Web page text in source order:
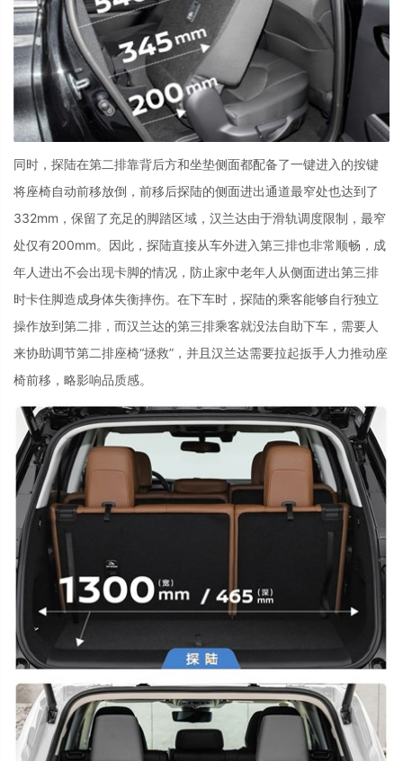
同时，探陆在第二排靠背后方和坐垫侧面都配备了一键进入的按键
将座椅自动前移放倒，前移后探陆的侧面进出通道最窄处也达到了
332mm ，保留了充足的脚踏区域，汉兰达由于滑轨调度限制，最窄
处仅有200mm。因此，探陆直接从车外进入第三排也非常顺畅，成
年人进出不会出现卡脚的情况，防止家中老年人从侧面进出第三排
时卡住脚造成身体失衡摔伤。在下车时，探陆的乘客能够自行独立
操作放到第二排，而汉兰达的第三排乘客就没法自助下车，需要人
来协助调节第二排座椅“拯救”，并且汉兰达需要拉起扳手人力推动座
椅前移，略影响品质感。